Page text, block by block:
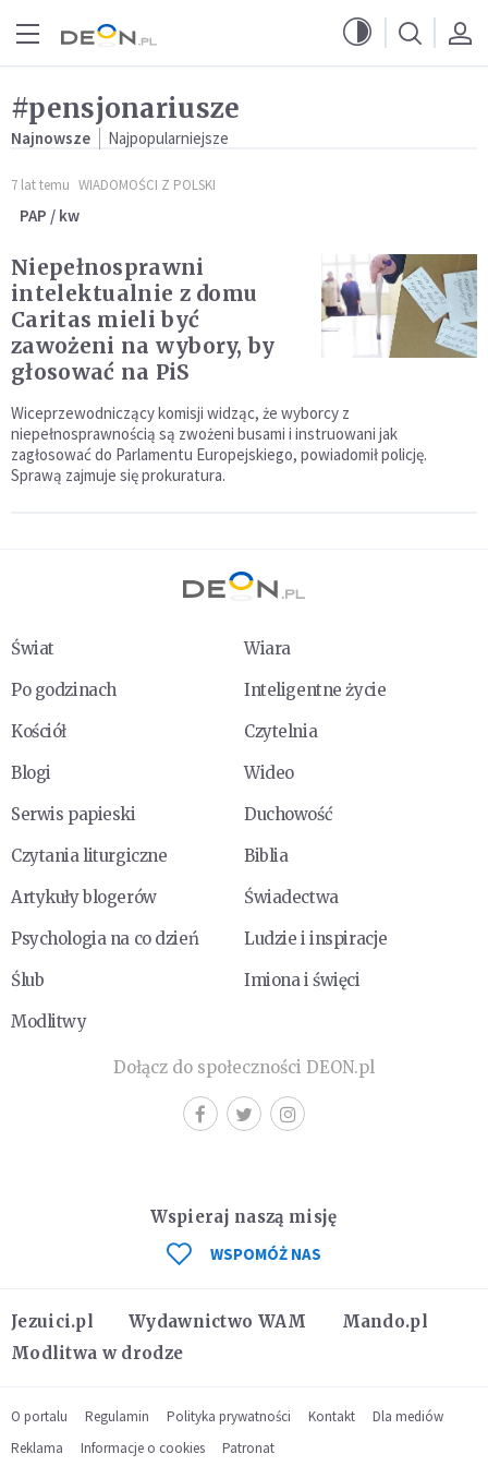
#pensjonariusze
Najnowsze Najpopularniejsze
7 lat temu WIADOMOŚCI Z POLSKI
PAP / kw
Niepełnosprawni
intelektualnie z domu
Caritas mieli być
zawożeni na wybory, by
głosować na PiS
Wiceprzewodniczący komisji widząc, że wyborcy z
niepełnosprawnością są zwożeni busami i instruowani jak
zagłosować do Parlamentu Europejskiego, powiadomił policję.
Sprawą zajmuje się prokuratura.
Świat
Wiara
Po godzinach
Inteligentne życie
Kościół
Czytelnia
Blogi
Wideo
Serwis papieski
Duchowość
Czytania liturgiczne
Biblia
Artykuły blogerów
Świadectwa
Psychologia na co dzień
Ludzie i inspiracje
Ślub
Imiona i święci
Modlitwy
Dołącz do społeczności DEON.pl
Jezuici.pl Wydawnictwo WAM
Mando.pl
Modlitwa w drodze
Wspieraj naszą misję
WSPOMÓŻ NAS
O portalu Regulamin Polityka prywatności Kontakt
Dla mediów
Reklama
Informacje o cookies Patronat